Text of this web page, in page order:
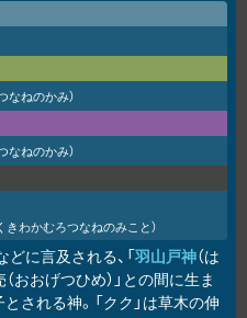
なねのかみ）
なねのかみ）
きわかむろつなねのみこと）
どに言及される、「羽山戸神（は
おおげつひめ）」との間に生ま
される神。「クク」は草木の伸